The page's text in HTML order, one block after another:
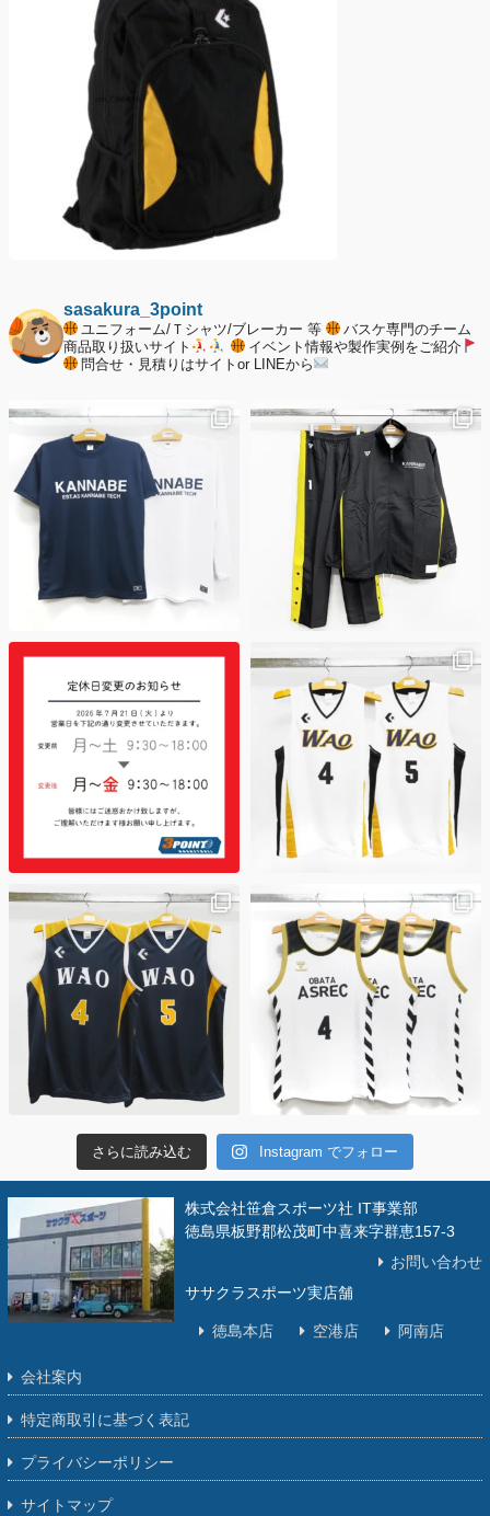
年末年始の休業期間について
sasakura_3point
ユニフォーム/Ｔシャツ/ブレーカー 等
バスケ専門のチーム
商品取り扱いサイト
イベント情報や製作実例をご紹介
問合せ・見積りはサイトor LINEから
さらに読み込む Instagram でフォロー
株式会社笹倉スポーツ社 IT事業部
徳島県板野郡松茂町中喜来字群恵157-3
お問い合わせ
ササクラスポーツ実店舗
徳島本店 空港店 阿南店
会社案内
特定商取引に基づく表記
プライバシーポリシー
サイトマップ